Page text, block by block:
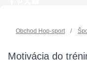
Obchod Hop-sport /
Motivácia do